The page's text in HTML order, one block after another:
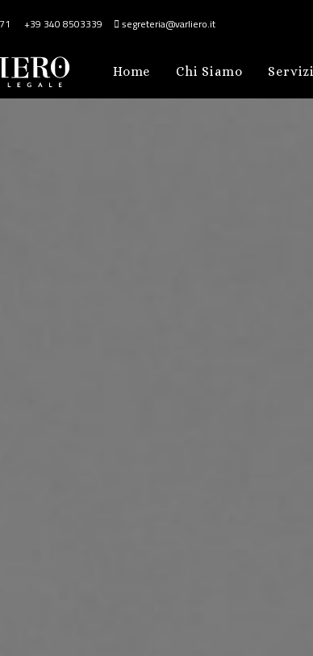
+39 340 8503339 segreteria@varliero.it
Home Chi Siamo Servizi